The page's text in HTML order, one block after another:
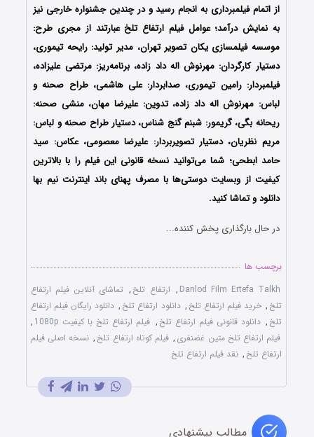
از اتمام فیلمبرداری به انجام رسید و در چندین جشنواره خارجی نیز
به نمایش درآمد؛ عوامل فیلم ارتفاع تلخ عبارتند از مجری طرح:
موسسه فیلمسازی یکان تصویر تهران، مدیر تولید: رایحه تیموری،
دستیار کارگردان: مهرنوش اله‌ داد زاده، برنامه‌ریز: مرتضی علیزاده،
فیلمبردار: رامین تیموری، صدابردار: علی هاشمی، طراح صحنه و
لباس: مهرنوش اله داد زاده، تدوین: علیرضا مهان، منشی صحنه:
ریحانه بگی، گریمور: شبنم گنج شناس، دستیار طراح صحنه و لباس:
مریم نظریان، دستیار تصویربردار: علیرضا معصومی، عکاس: سید
حامد ابطحی؛ شما می‌توانید نسخه قانونی این فیلم را با بالاترین
کیفیت از وبسایت دوستی‌ها با مصرف پهنای باند اینترنت نیم بها
دانلود و تماشا کنید.
در حال بارگذاری پخش کننده...
برچسب ها
Danlod Film Ertefa Talkh
, ارتفاع تلخ , تماشای آنلاین فیلم ارتفاع
تلخ , خرید فیلم ارتفاع تلخ , دانلود ارتفاع تلخ , دانلود رایگان فیلم ارتفاع
تلخ , دانلود قانونی فیلم ارتفاع تلخ , فیلم ارتفاع تلخ با کیفیت 1080p
,
فیلم ارتفاع تلخ متین غضنفری , فیلم کوتاه ارتفاع تلخ , نسخه اصلی فیلم
ارتفاع تلخ , نقد فیلم ارتفاع تلخ
مطالب پیشنهادی